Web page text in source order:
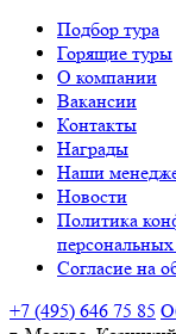
Подбор тура
Горящие туры
О компании
Вакансии
Контакты
Награды
Наши
Новости
Политика
Согласие на
+7 (495) 646 75 85